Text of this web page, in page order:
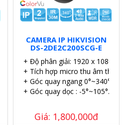
CAMERA IP HIKVISION
DS-2DE2C200SCG-E
+ Độ phân giải: 1920 x
+ Tích hợp micro thu âm
+ Góc quay ngang 0°~340°.
+ Góc quay dọc : -5°~105°.
Giá: 1,800,000đ